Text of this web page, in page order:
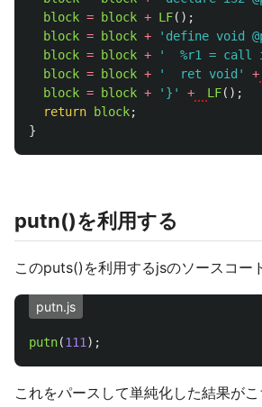
block = block + LF();
block = block + ' define void
block = block + '
%r1 = call
block = block + '
  ret void
' +
block = block + ' } ' + LF();
return
block;
}
putn()を利用する
このputs()を利用するjsのソースコー
putn.js
putn(111 );
これをパースして単純化した結果がこ